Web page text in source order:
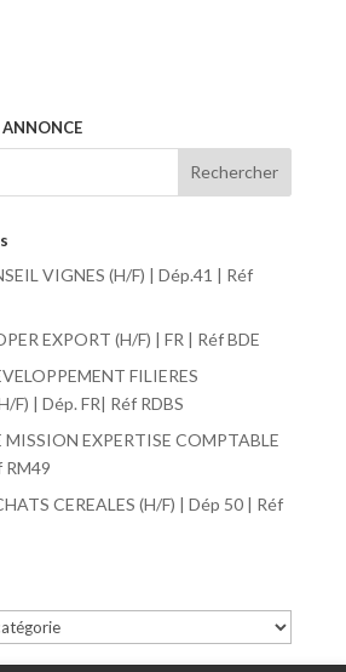
ANNONCE
VIGNES (H/F) | Dép.41 | Réf
EXPORT (H/F) | FR | Réf BDE
FILIERES
F) | Dép. FR| Réf RDBS
MISSION EXPERTISE COMPTABLE
RM49
CEREALES (H/F) | Dép 50 | Réf